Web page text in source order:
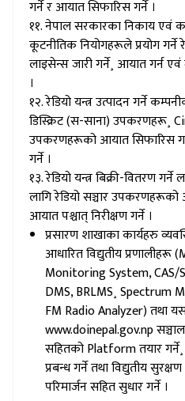
गर्ने र आयात सिफारिस गर्ने ।
११. नेपाल सरकारका निकाय एवं
कूटनीतिक नियोगहरूले प्रयोग
लाइसेन्स जारी गर्ने¸ आयात गर्न एवं
।
१२. रेडियो यन्त्र उत्पादन गर्ने
डिस्क्रिट (स-साना) उपकरणहरू¸
उपकरणहरूको आयात सिफारिस
गर्ने ।
१३. रेडियो यन्त्र बिक्री-वितरण
लागि रेडियो सञ्चार
आयात पश्चात् निरीक्षण गर्ने ।
प्रसारण शाखाका कार्यहरु
आधारित विद्युतीय
Monitoring System,
DMS, BRLMS¸
FM Radio Analyzer) तथा
www.doinepal.gov.np
सहितको Platform तयार गर्ने¸
प्रबन्ध गर्ने तथा विद्युतीय
परिमार्जन सहित सुधार गर्ने ।